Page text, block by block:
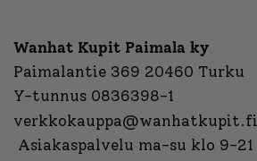
Wanhat Kupit Paimala ky
Paimalantie 369 20460 Turku
Y-tunnus 0836398-1
verkkokauppa@wanhatkupit.fi
Asiakaspalvelu ma-su klo 9-21